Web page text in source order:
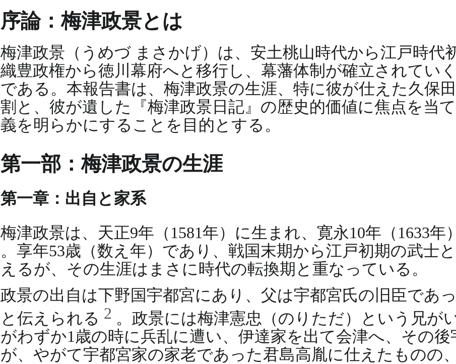
序論：梅津政景とは
梅津政景（うめづ まさかげ）は、安土桃山時代から江戸時代
織豊政権から徳川幕府へと移行し、幕藩体制が確立されてい
である。本報告書は、梅津政景の生涯、特に彼が仕えた久保
割と、彼が遺した『梅津政景日記』の歴史的価値に焦点を当
義を明らかにすることを目的とする。
第一部：梅津政景の生涯
第一章：出自と家系
梅津政景は、天正9年（1581年）に生まれ、寛永10年（1633
。享年53歳（数え年）であり、戦国末期から江戸初期の武士
えるが、その生涯はまさに時代の転換期と重なっている。
政景の出自は下野国宇都宮にあり、父は宇都宮氏の旧臣であ
と伝えられる 2 。政景には梅津憲忠（のりただ）という兄が
がわずか1歳の時に兵乱に遭い、伊達家を出て会津へ、その
が、やがて宇都宮家の家老であった君島高胤に仕えたものの